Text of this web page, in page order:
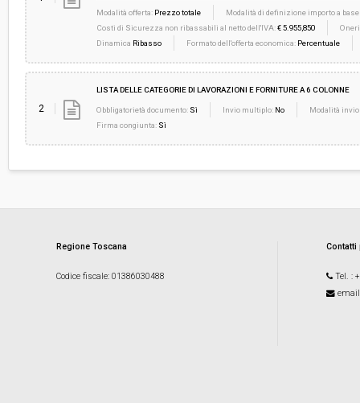
Modalità offerta: Prezzo totale
Modalità di definizione importo a base
Costi di Sicurezza non ribassabili al netto dell'IVA:€ 5.955,850
Dinamica Ribasso Formato dell'offerta economica: Percentuale
2
LISTA DELLE CATEGORIE DI LAVORAZIONI E FORNITURE A 6 COLONNE
Obbligatorietà documento: Sì Invio multiplo: No
Modalità
Firma congiunta: Sì
Regione Toscana
Codice fiscale: 01386030488 Tel. :
email